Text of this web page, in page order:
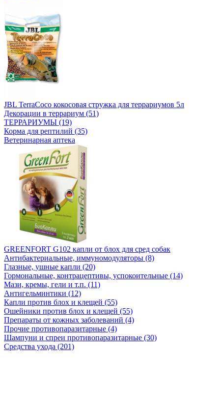
JBL TerraCoco кокосовая стружка для террариумов 5л
Декорации в террариум (51)
ТЕРРАРИУМЫ (19)
Корма для рептилий (35)
Ветеринарная аптека
GREENFORT G102 капли от блох для сред собак
Антибактериальные, иммуномодуляторы (8)
Глазные, ушные капли (20)
Гормональные, контрацептивы, успокоительные (14)
Мази, кремы, гели и т.п. (11)
Антигельминтики (12)
Капли против блох и клещей (55)
Ошейники против блох и клещей (55)
Препараты от кожных заболеваний (4)
Прочие противопаразитарные (4)
Шампуни и спреи противопаразитарные (30)
Средства ухода (201)